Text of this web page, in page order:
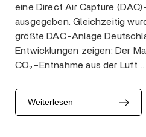
eine Direct Air Capture
ausgegeben. Gleichzeitig
größte DAC-Anlage
Entwicklungen zeigen: Der
CO₂-Entnahme aus der Luft …
Weiterlesen